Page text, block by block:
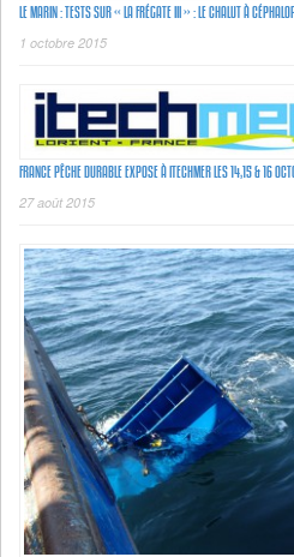
LE MARIN : TESTS SUR « LA FRÉGATE III » : LE CHALUT À
1 octobre 2015
FRANCE PÊCHE DURABLE EXPOSE À ITECHMER LES 14,15 & 16
27 août 2015